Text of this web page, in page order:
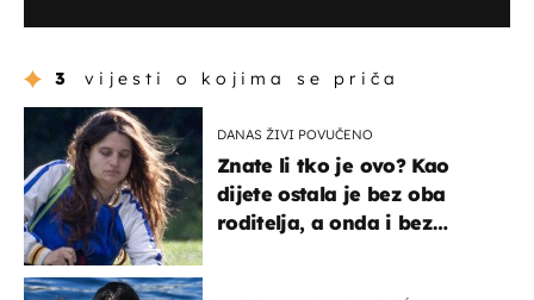
3 vijesti o kojima se priča
DANAS ŽIVI POVUČENO
Znate li tko je ovo? Kao
dijete ostala je bez oba
roditelja, a onda i bez